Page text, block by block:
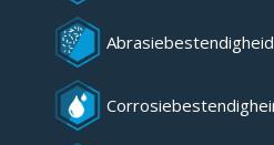
Abrasiebestendigheid